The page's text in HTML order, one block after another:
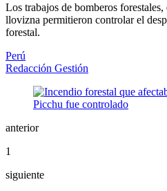
Los trabajos de bomberos
llovizna permitieron controlar el
forestal.
Perú
Redacción Gestión
anterior
1
siguiente